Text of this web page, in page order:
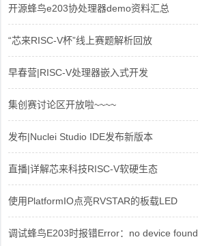
开源蜂鸟e203协处理器demo资料汇总
“芯来RISC-V杯”线上赛题解析回放
早春营|RISC-V处理器嵌入式开发
集创赛讨论区开放啦~~~~
发布|Nuclei Studio IDE发布新版本
直播|详解芯来科技RISC-V软硬生态
使用PlatformIO点亮RVSTAR的板载LED
调试蜂鸟E203时报错Error：no device found